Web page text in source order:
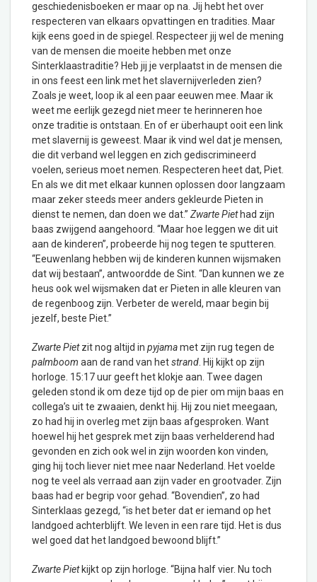
geschiedenisboeken er maar op na. Jij hebt het over
respecteren van elkaars opvattingen en tradities. Maar
kijk eens goed in de spiegel. Respecteer jij wel de mening
van de mensen die moeite hebben met onze
Sinterklaastraditie? Heb jij je verplaatst in de mensen die
in ons feest een link met het slavernijverleden zien?
Zoals je weet, loop ik al een paar eeuwen mee. Maar ik
weet me eerlijk gezegd niet meer te herinneren hoe
onze traditie is ontstaan. En of er überhaupt ooit een link
met slavernij is geweest. Maar ik vind wel dat je mensen,
die dit verband wel leggen en zich gediscrimineerd
voelen, serieus moet nemen. Respecteren heet dat, Piet.
En als we dit met elkaar kunnen oplossen door langzaam
maar zeker steeds meer anders gekleurde Pieten in
dienst te nemen, dan doen we dat.” Zwarte Piet had zijn
baas zwijgend aangehoord. “Maar hoe leggen we dit uit
aan de kinderen”, probeerde hij nog tegen te sputteren.
“Eeuwenlang hebben wij de kinderen kunnen wijsmaken
dat wij bestaan”, antwoordde de Sint. “Dan kunnen we ze
heus ook wel wijsmaken dat er Pieten in alle kleuren van
de regenboog zijn. Verbeter de wereld, maar begin bij
jezelf, beste Piet.”
Zwarte Pietzit nog altijd in pyjamamet zijn rug tegen de
palmboom aan de rand van hetstrand . Hij kijkt op zijn
horloge. 15:17 uur geeft het klokje aan. Twee dagen
geleden stond ik om deze tijd op de pier om mijn baas en
collega’s uit te zwaaien, denkt hij. Hij zou niet meegaan,
zo had hij in overleg met zijn baas afgesproken. Want
hoewel hij het gesprek met zijn baas verhelderend had
gevonden en zich ook wel in zijn woorden kon vinden,
ging hij toch liever niet mee naar Nederland. Het voelde
nog te veel als verraad aan zijn vader en grootvader. Zijn
baas had er begrip voor gehad. “Bovendien”, zo had
Sinterklaas gezegd, “is het beter dat er iemand op het
landgoed achterblijft. We leven in een rare tijd. Het is dus
wel goed dat het landgoed bewoond blijft.”
Zwarte Pietkijkt op zijn horloge. “Bijna half vier. Nu toch